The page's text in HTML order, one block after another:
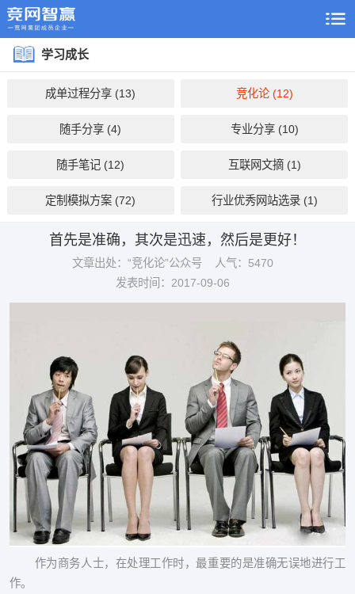
学习成长
成单过程分享 (13) 竞化论 (12)
随手分享 (4) 专业分享 (10)
随手笔记 (12) 互联网文摘 (1)
定制模拟方案 (72) 行业优秀网站选录 (1)
首先是准确，其次是迅速，然后是更好！
文章出处：“竞化论”公众号
人气：5470
发表时间：2017-09-06
作为商务人士，在处理工作时，最重要的是准确无误地进行工
作。